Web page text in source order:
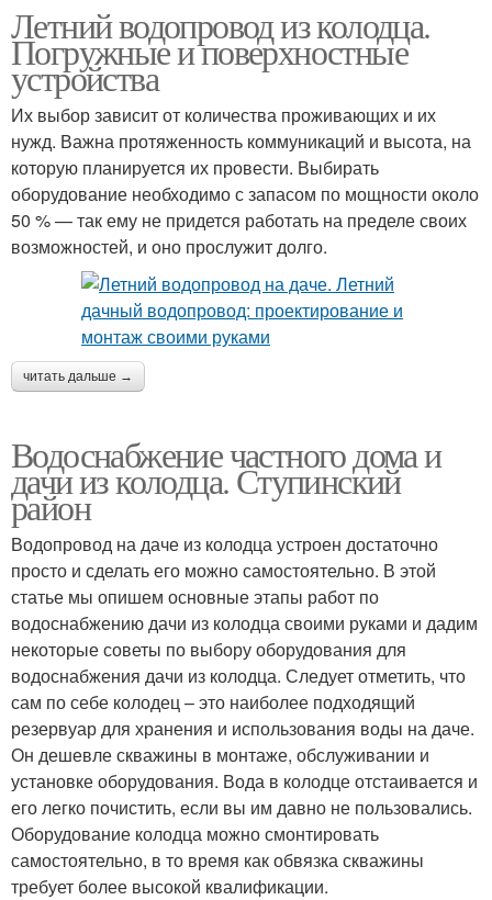
Летний водопровод из колодца.
Погружные и поверхностные
устройства
Их выбор зависит от количества проживающих и их
нужд. Важна протяженность коммуникаций и высота, на
которую планируется их провести. Выбирать
оборудование необходимо с запасом по мощности около
50 % — так ему не придется работать на пределе своих
возможностей, и оно прослужит долго.
читать дальше →
Водоснабжение частного дома и
дачи из колодца. Ступинский
район
Водопровод на даче из колодца устроен достаточно
просто и сделать его можно самостоятельно. В этой
статье мы опишем основные этапы работ по
водоснабжению дачи из колодца своими руками и дадим
некоторые советы по выбору оборудования для
водоснабжения дачи из колодца. Следует отметить, что
сам по себе колодец – это наиболее подходящий
резервуар для хранения и использования воды на даче.
Он дешевле скважины в монтаже, обслуживании и
установке оборудования. Вода в колодце отстаивается и
его легко почистить, если вы им давно не пользовались.
Оборудование колодца можно смонтировать
самостоятельно, в то время как обвязка скважины
требует более высокой квалификации.